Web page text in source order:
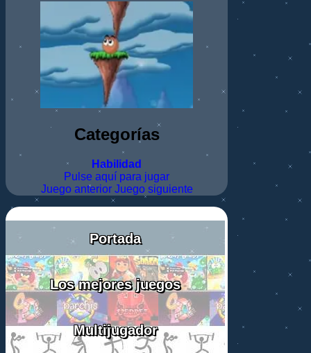
Categorías
Habilidad
Pulse aquí para jugar
Juego anterior Juego siguiente
Portada
Los mejores juegos
Multijugador